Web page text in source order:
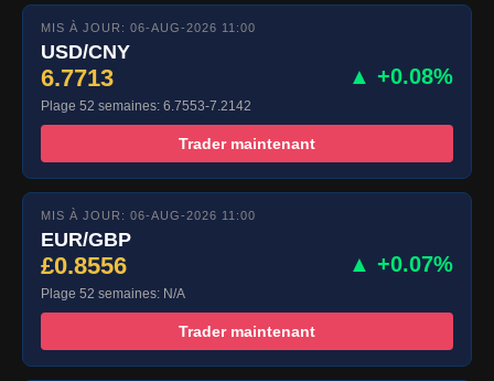
MIS À JOUR: 06-AUG-2026 11:00
USD/CNY
6.7713 ▲ +0.08%
Plage 52 semaines: 6.7553-7.2142
Trader maintenant
MIS À JOUR: 06-AUG-2026 11:00
EUR/GBP
£0.8556 ▲ +0.07%
Plage 52 semaines: N/A
Trader maintenant